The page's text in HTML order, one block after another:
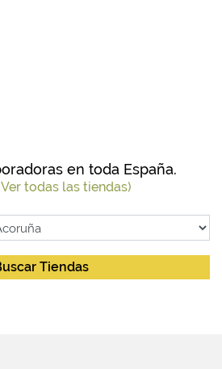
en toda España.
todas las tiendas)
Tiendas